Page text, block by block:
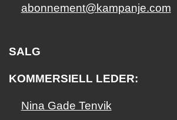
abonnement@kampanje.com
SALG
KOMMERSIELL LEDER:
Nina Gade Tenvik